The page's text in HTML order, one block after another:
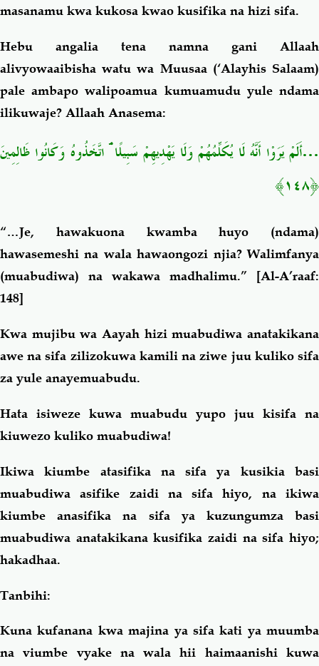
masanamu kwa kukosa kwao kusifika na hizi sifa.
Hebu angalia tena namna gani Allaah
alivyowaaibisha watu wa Muusaa (‘Alayhis Salaam)
pale ambapo walipoamua kumuamudu yule ndama
ilikuwaje? Allaah Anasema:
…أَلَمْ يَرَوْا أَنَّهُ لَا يُكَلِّمُهُمْ وَلَا يَهْدِيهِمْ سَبِيلًا ۘ اتَّخَذُوهُ وَكَانُوا ظَالِمِينَ
﴿١٤٨﴾
“…Je, hawakuona kwamba huyo (ndama)
hawasemeshi na wala hawaongozi njia? Walimfanya
(muabudiwa) na wakawa madhalimu.” [Al-A’raaf:
148]
Kwa mujibu wa Aayah hizi muabudiwa anatakikana
awe na sifa zilizokuwa kamili na ziwe juu kuliko sifa
za yule anayemuabudu.
Hata isiweze kuwa muabudu yupo juu kisifa na
kiuwezo kuliko muabudiwa!
Ikiwa kiumbe atasifika na sifa ya kusikia basi
muabudiwa asifike zaidi na sifa hiyo, na ikiwa
kiumbe anasifika na sifa ya kuzungumza basi
muabudiwa anatakikana kusifika zaidi na sifa hiyo;
hakadhaa.
Tanbihi:
Kuna kufanana kwa majina ya sifa kati ya muumba
na viumbe vyake na wala hii haimaanishi kuwa